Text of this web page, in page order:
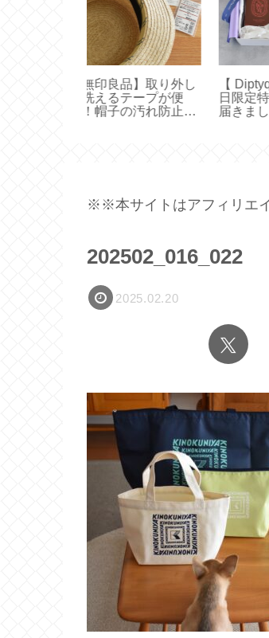
【 Diptyque 】お誕生
日限定特典キャンドル
届きました【 Figuier
【
す
器
※※本サイトはアフィリエ
202502_016_022
2025.02.20